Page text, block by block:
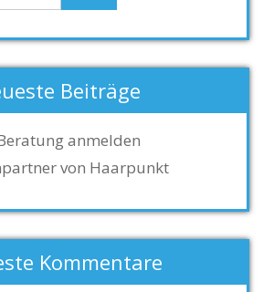
Beiträge
anmelden
von Haarpunkt
Kommentare